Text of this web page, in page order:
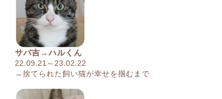
サバ吉→ハルくん
22.09.21～23.02.22
→捨てられた飼い猫が幸せを掴むまで